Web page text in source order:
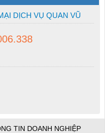
DỊCH VỤ QUAN VŨ
TIN DOANH NGHIỆP